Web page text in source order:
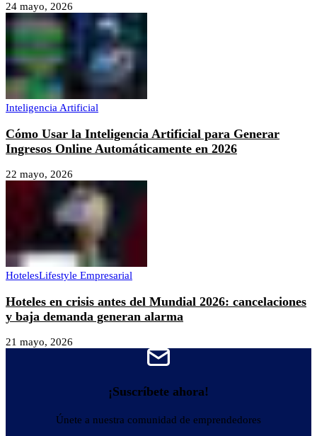
24 mayo, 2026
Inteligencia Artificial
Cómo Usar la Inteligencia Artificial para Generar
Ingresos Online Automáticamente en 2026
22 mayo, 2026
HotelesLifestyle Empresarial
Hoteles en crisis antes del Mundial 2026: cancelaciones
y baja demanda generan alarma
21 mayo, 2026
¡Suscríbete ahora!
Únete a nuestra comunidad de emprendedores